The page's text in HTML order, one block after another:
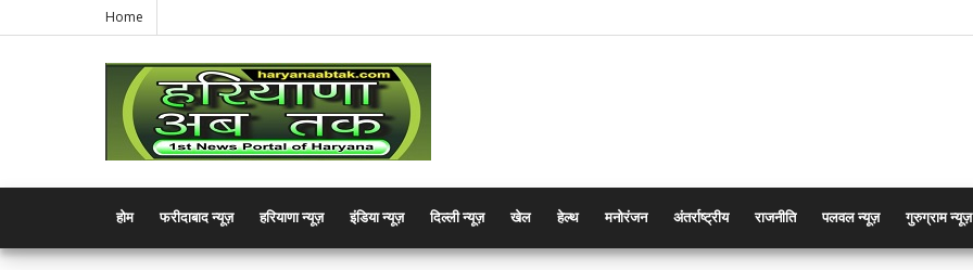
Home
होम फरीदाबाद न्यूज़ हरियाणा न्यूज़ इंडिया न्यूज़ दिल्ली न्यूज़ खेल हेल्थ मनोरंजन अंतर्राष्ट्रीय राजनीति पलवल न्यूज़ गुरुग्राम न्यूज़